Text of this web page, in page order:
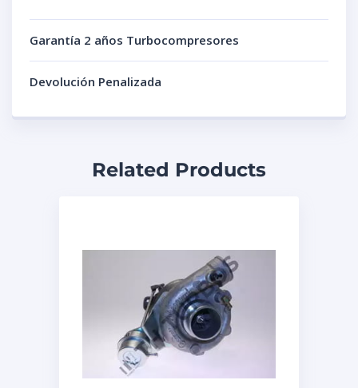
Garantía 2 años Turbocompresores
Devolución Penalizada
Related Products